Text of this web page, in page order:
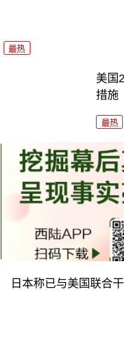
最热
美国
措施
最热
日本称已与美国联合